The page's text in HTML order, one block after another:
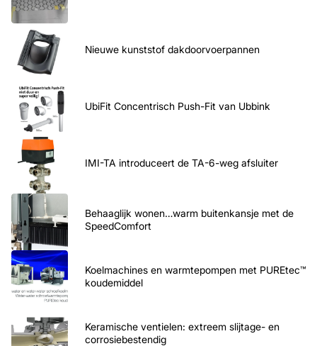
Nieuwe kunststof dakdoorvoerpannen
UbiFit Concentrisch Push-Fit van Ubbink
IMI-TA introduceert de TA-6-weg afsluiter
Behaaglijk wonen…warm buitenkansje met de
SpeedComfort
Koelmachines en warmtepompen met PUREtec™
koudemiddel
Keramische ventielen: extreem slijtage- en
corrosiebestendig